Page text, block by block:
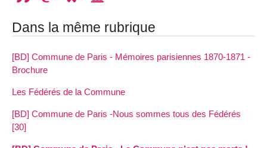
Dans la même rubrique
[BD] Commune de Paris - Mémoires parisiennes 1870-1871 -
Brochure
Les Fédérés de la Commune
[BD] Commune de Paris -Nous sommes tous des Fédérés
[30]